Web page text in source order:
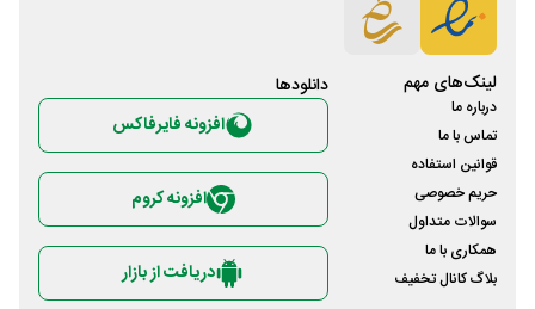
لینک‌های مهم
درباره ما
تماس با ما
قوانین استفاده
حریم خصوصی
سوالات متداول
همکاری با ما
بلاگ کانال تخفیف
دانلود‌ها
افزونه فایرفاکس
افزونه کروم
دریافت از بازار